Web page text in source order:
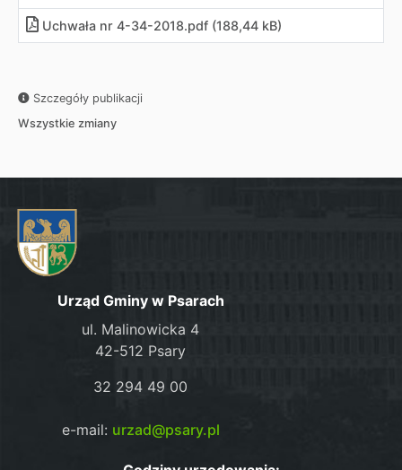
Uchwała nr 4-34-2018.pdf (188,44 kB)
Szczegóły publikacji
Wszystkie zmiany
Urząd Gminy w Psarach
ul. Malinowicka 4
42-512 Psary
32 294 49 00
e-mail: urzad@psary.pl